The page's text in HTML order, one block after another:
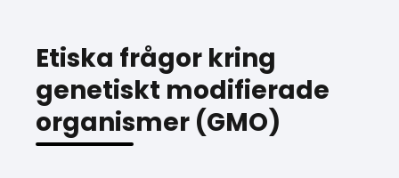
Etiska frågor kring
genetiskt modifierade
organismer (GMO)